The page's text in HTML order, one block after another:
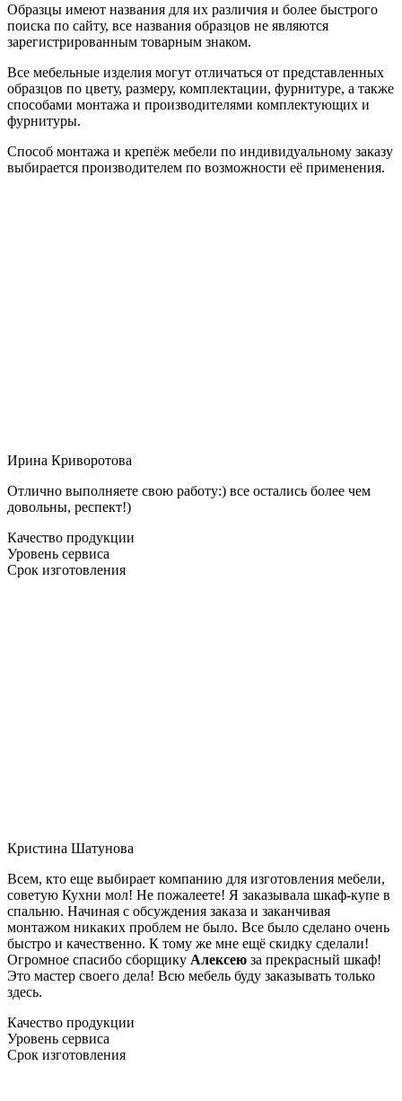
Образцы имеют названия для их различия и более быстрого
поиска по сайту, все названия образцов не являются
зарегистрированным товарным знаком.
Все мебельные изделия могут отличаться от представленных
образцов по цвету, размеру, комплектации, фурнитуре, а также
способами монтажа и производителями комплектующих и
фурнитуры.
Способ монтажа и крепёж мебели по индивидуальному заказу
выбирается производителем по возможности её применения.
Ирина Криворотова
Отлично выполняете свою работу:) все остались более чем
довольны, респект!)
Качество продукции
Уровень сервиса
Срок изготовления
Кристина Шатунова
Всем, кто еще выбирает компанию для изготовления мебели,
советую Кухни мол! Не пожалеете! Я заказывала шкаф-купе в
спальню. Начиная с обсуждения заказа и заканчивая
монтажом никаких проблем не было. Все было сделано очень
быстро и качественно. К тому же мне ещё скидку сделали!
Огромное спасибо сборщику Алексею за прекрасный шкаф!
Это мастер своего дела! Всю мебель буду заказывать только
здесь.
Качество продукции
Уровень сервиса
Срок изготовления